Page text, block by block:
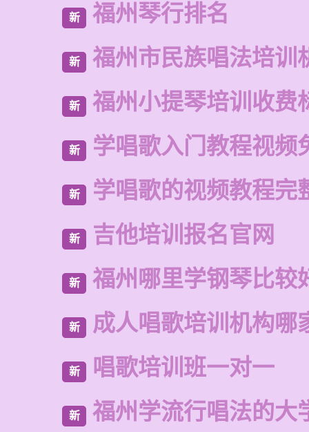
新 福州琴行排名
新 福州市民族唱法培训
新 福州小提琴培训收费
新 学唱歌入门教程视频
新 学唱歌的视频教程完
新 吉他培训报名官网
新 福州哪里学钢琴比较
新 成人唱歌培训机构哪
新 唱歌培训班一对一
新 福州学流行唱法的大